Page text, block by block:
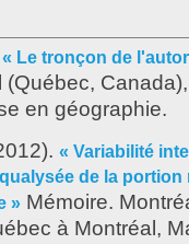
« Le tronçon de
(Québec,
en géographie.
« Variabilité
de la
» Mémoire.
à Montréal,